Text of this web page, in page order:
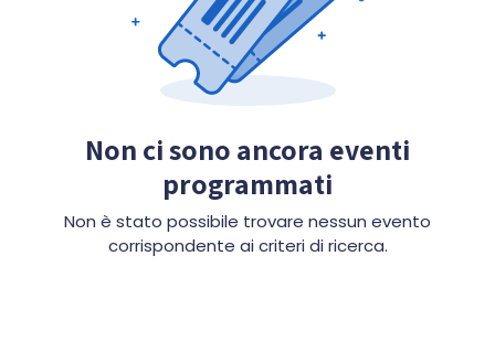
Non ci sono ancora eventi
programmati
Non è stato possibile trovare nessun evento
corrispondente ai criteri di ricerca.